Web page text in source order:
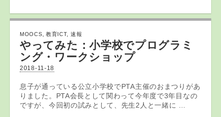
MOOCS 教育ICT, 速報
やってみた：小学校でプログラミ
ング・ワークショップ
2018-11-18
息子が通っている公立小学校でPTA主催のおまつりがあ
りました。PTA会長として関わって今年度で3年目なの
ですが、今回初の試みとして、先生2人と一緒に …